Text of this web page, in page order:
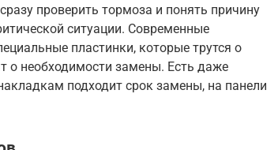
проверить тормоза и понять причину
ситуации. Современные
пластинки, которые трутся о
о необходимости замены. Есть даже
подходит срок замены, на панели